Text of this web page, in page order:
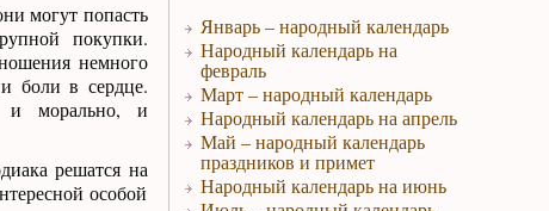
могут попасть
покупки.
немного
и боли в сердце.
и морально, и
решатся на
особой
Январь – народный календарь
Народный календарь на
февраль
Март – народный календарь
Народный календарь на апрель
Май – народный календарь
праздников и примет
Народный календарь на июнь